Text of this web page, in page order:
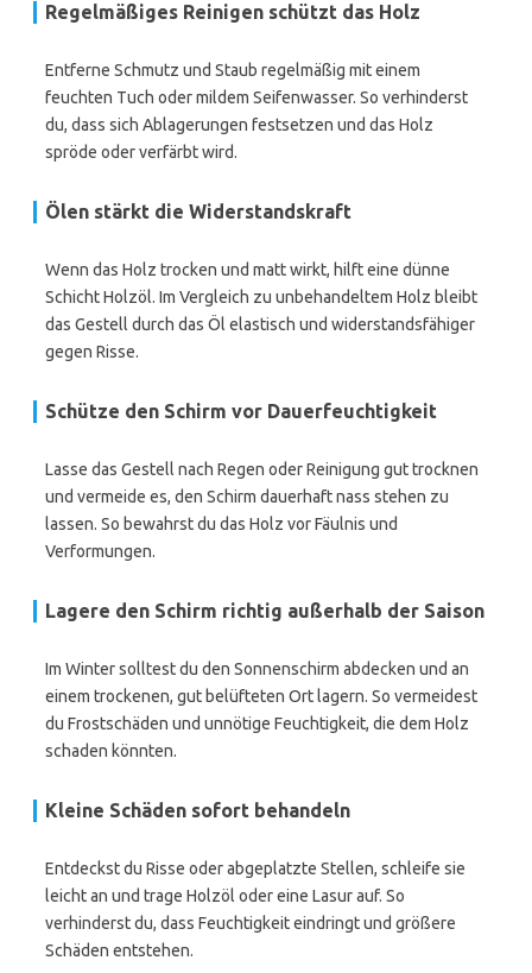
Regelmäßiges Reinigen schützt das Holz
Entferne Schmutz und Staub regelmäßig mit einem
feuchten Tuch oder mildem Seifenwasser. So verhinderst
du, dass sich Ablagerungen festsetzen und das Holz
spröde oder verfärbt wird.
Ölen stärkt die Widerstandskraft
Wenn das Holz trocken und matt wirkt, hilft eine dünne
Schicht Holzöl. Im Vergleich zu unbehandeltem Holz bleibt
das Gestell durch das Öl elastisch und widerstandsfähiger
gegen Risse.
Schütze den Schirm vor Dauerfeuchtigkeit
Lasse das Gestell nach Regen oder Reinigung gut trocknen
und vermeide es, den Schirm dauerhaft nass stehen zu
lassen. So bewahrst du das Holz vor Fäulnis und
Verformungen.
Lagere den Schirm richtig außerhalb der Saison
Im Winter solltest du den Sonnenschirm abdecken und an
einem trockenen, gut belüfteten Ort lagern. So vermeidest
du Frostschäden und unnötige Feuchtigkeit, die dem Holz
schaden könnten.
Kleine Schäden sofort behandeln
Entdeckst du Risse oder abgeplatzte Stellen, schleife sie
leicht an und trage Holzöl oder eine Lasur auf. So
verhinderst du, dass Feuchtigkeit eindringt und größere
Schäden entstehen.